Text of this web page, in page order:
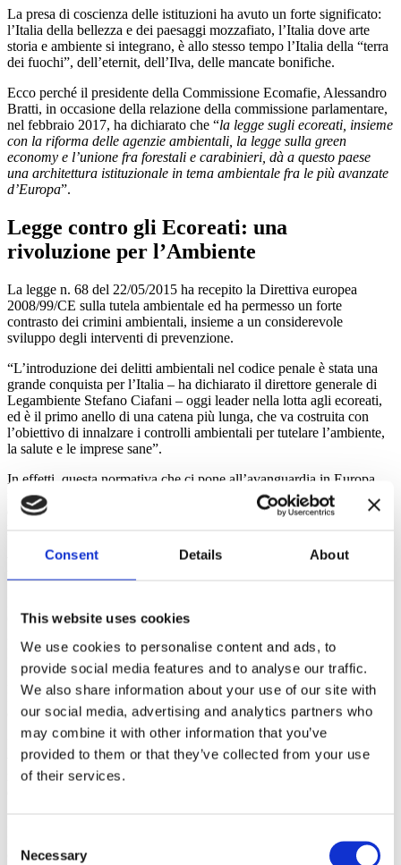
Consent Details About
This website uses cookies
We use cookies to personalise content and ads, to
provide social media features and to analyse our traffic.
We also share information about your use of our site with
our social media, advertising and analytics partners who
may combine it with other information that you’ve
provided to them or that they’ve collected from your use
of their services.
Selection
Necessary
La presa di coscienza delle istituzioni ha avuto un forte significato:
l’Italia della bellezza e dei paesaggi mozzafiato, l’Italia dove arte
storia e ambiente si integrano, è allo stesso tempo l’Italia della “terra
dei fuochi”, dell’eternit, dell’Ilva, delle mancate bonifiche.
Ecco perché il presidente della Commissione Ecomafie, Alessandro
Bratti, in occasione della relazione della commissione parlamentare,
nel febbraio 2017, ha dichiarato che “la legge sugli ecoreati, insieme
con la riforma delle agenzie ambientali, la legge sulla green
economy e l’unione fra forestali e carabinieri, dà a questo paese
una architettura istituzionale in tema ambientale fra le più avanzate
d’Europa”.
Legge contro gli Ecoreati: una
rivoluzione per l’Ambiente
La legge n. 68 del 22/05/2015 ha recepito la Direttiva europea
2008/99/CE sulla tutela ambientale ed ha permesso un forte
contrasto dei crimini ambientali, insieme a un considerevole
sviluppo degli interventi di prevenzione.
“L’introduzione dei delitti ambientali nel codice penale è stata una
grande conquista per l’Italia – ha dichiarato il direttore generale di
Legambiente Stefano Ciafani – oggi leader nella lotta agli ecoreati,
ed è il primo anello di una catena più lunga, che va costruita con
l’obiettivo di innalzare i controlli ambientali per tutelare l’ambiente,
la salute e le imprese sane”.
In effetti, questa normativa che ci pone all’avanguardia in Europa
rappresenta un vero e proprio unicum, con l’inserimento di nuovi
delitti, l’inasprimento delle sanzioni e il raddoppio dei tempi di
Legge sugli ecoreati: i risultati
Camera, in occasione della presentazione del Rapporto Ecomafia
per il Paese sta funzionando bene e comincia a dare i primi frutti”.
E i primi frutti sono davvero positivi.
In 2 anni: -7% reati ambientali, + 20% arresti, -32% fatturato
ecomafie
Il rapporto di Legambiente (giugno 2017) a due anni dall’entrata in
vigore, dimostra come i reati ambientali sono diminuiti del 7%,
mentre gli arresti sono aumentati del 20% e il fatturato delle
febbraio 2017, aveva messo in rilievo come il reato più diffuso e
contestato sia il delitto di inquinamento ambientale, che registrava,